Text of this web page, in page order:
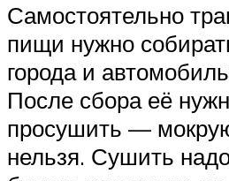
Самостоятельно
пищи нужно
города и
После сбора её
просушить —
нельзя. Сушить